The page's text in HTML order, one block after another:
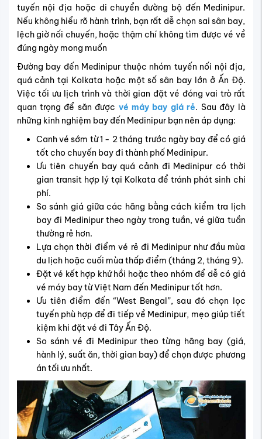
tuyến nội địa hoặc di chuyển đường bộ đến Medinipur.
Nếu không hiểu rõ hành trình, bạn rất dễ chọn sai sân bay,
lệch giờ nối chuyến, hoặc thậm chí không tìm được vé về
đúng ngày mong muốn
Đường bay đến Medinipur thuộc nhóm tuyến nối nội địa,
quá cảnh tại Kolkata hoặc một số sân bay lớn ở Ấn Độ.
Việc tối ưu lịch trình và thời gian đặt vé đóng vai trò rất
quan trọng để săn được vé máy bay giá rẻ. Sau đây là
những kinh nghiệm bay đến Medinipur bạn nên áp dụng:
Canh vé sớm từ 1 - 2 tháng trước ngày bay để có giá
tốt cho chuyến bay đi thành phố Medinipur.
Ưu tiên chuyến bay quá cảnh đi Medinipur có thời
gian transit hợp lý tại Kolkata để tránh phát sinh chi
phí.
So sánh giá giữa các hãng bằng cách kiểm tra lịch
bay đi Medinipur theo ngày trong tuần, vé giữa tuần
thường rẻ hơn.
Lựa chọn thời điểm vé rẻ đi Medinipur như đầu mùa
du lịch hoặc cuối mùa thấp điểm (tháng 2, tháng 9).
Đặt vé kết hợp khứ hồi hoặc theo nhóm để dễ có giá
vé máy bay từ Việt Nam đến Medinipur tốt hơn.
Ưu tiên điểm đến “West Bengal”, sau đó chọn lọc
tuyến phù hợp để đi tiếp về Medinipur, mẹo giúp tiết
kiệm khi đặt vé đi Tây Ấn Độ.
So sánh vé đi Medinipur theo từng hãng bay (giá,
hành lý, suất ăn, thời gian bay) để chọn được phương
án tối ưu nhất.